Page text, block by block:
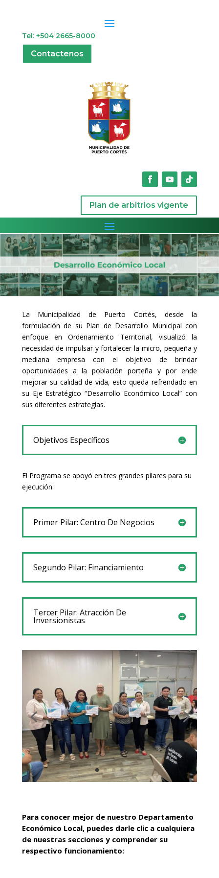
Tel: +504 2665-8000
Contactenos
Plan de arbitrios vigente
La Municipalidad de Puerto Cortés, desde la
formulación de su Plan de Desarrollo Municipal con
enfoque en Ordenamiento Territorial, visualizó la
necesidad de impulsar y fortalecer la micro, pequeña y
mediana empresa con el objetivo de brindar
oportunidades a la población porteña y por ende
mejorar su calidad de vida, esto queda refrendado en
su Eje Estratégico “Desarrollo Económico Local” con
sus diferentes estrategias.
Objetivos Específicos
El Programa se apoyó en tres grandes pilares para su
ejecución:
Primer Pilar: Centro De Negocios
Segundo Pilar: Financiamiento
Tercer Pilar: Atracción De
Inversionistas
Para conocer mejor de nuestro Departamento
Económico Local, puedes darle clic a cualquiera
de nuestras secciones y comprender su
respectivo funcionamiento: